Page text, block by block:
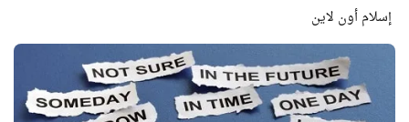
إسلام أون لاين